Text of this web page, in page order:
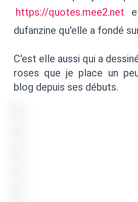
https://quotes.mee2.net
dufanzine qu'elle a fondé
C'est elle aussi qui a
roses que je place un
blog depuis ses débuts.